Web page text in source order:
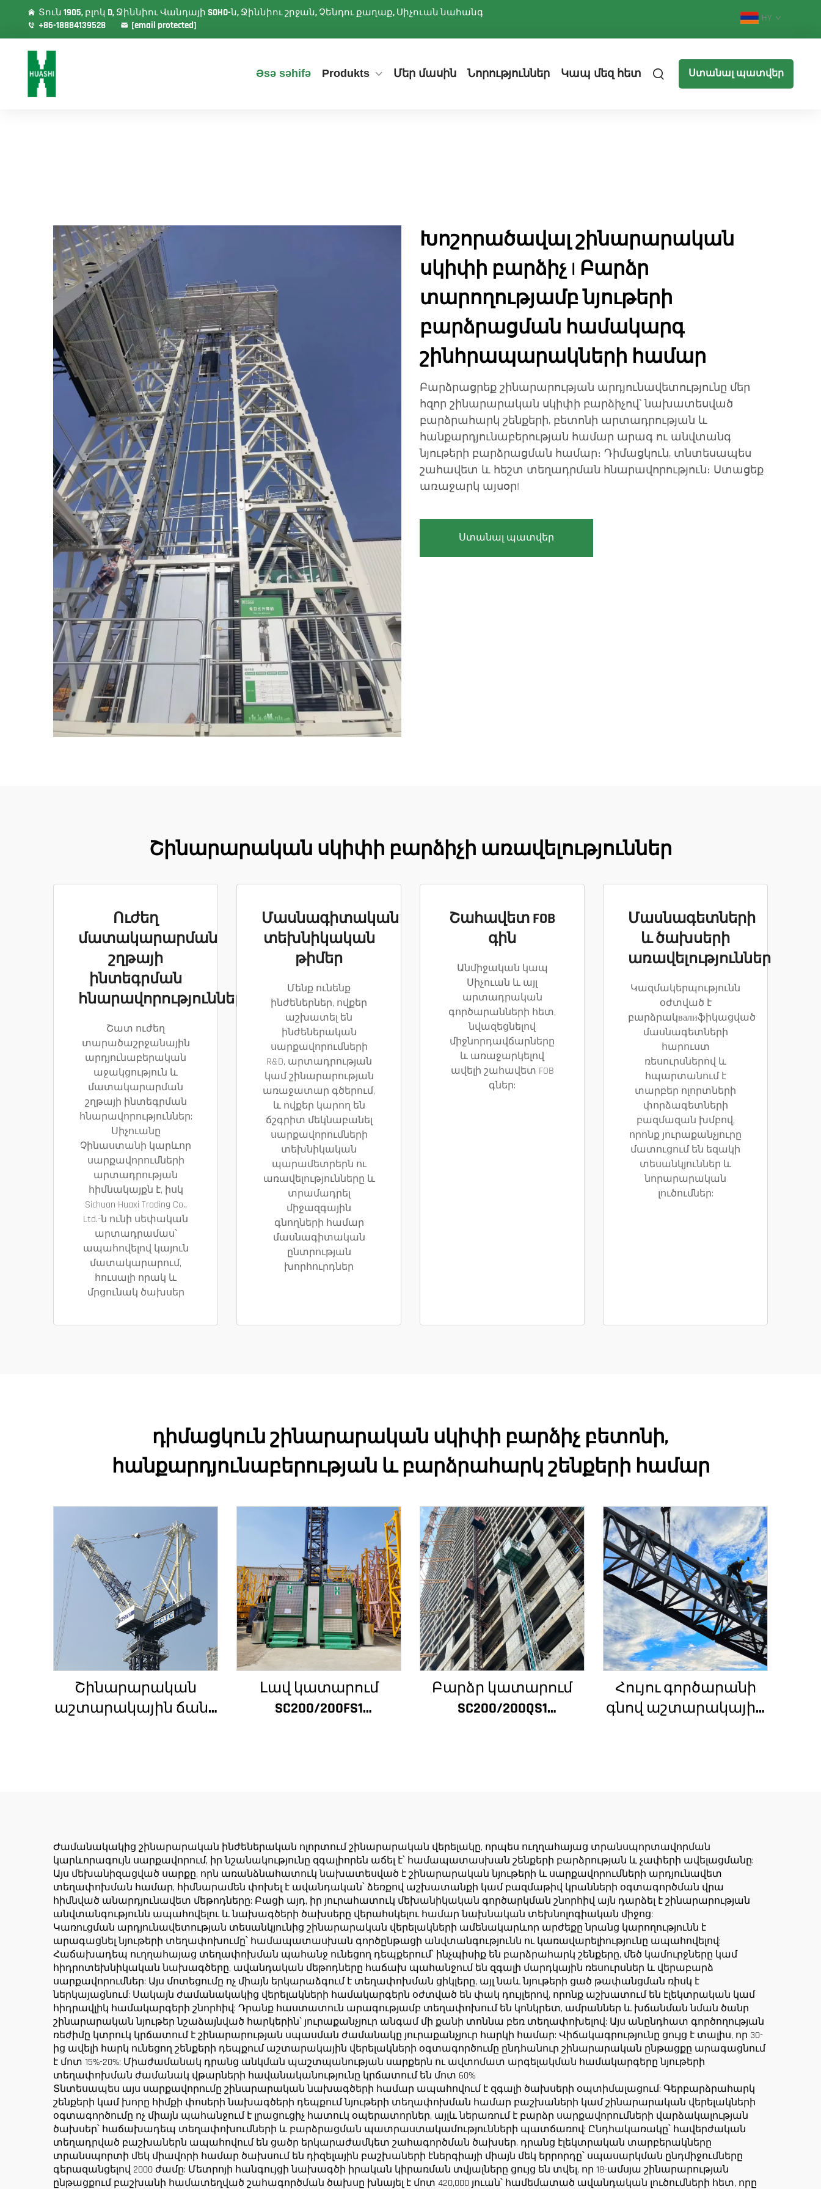
Տուն 1905, բլոկ D, Ջիննիու Վանդայի SOHO-ն, Ջիննիու շրջան, Չենդու քաղաք, Սիչուան նահանգ
+86-18884139528
[email protected]
HY
Əsə səhifə Produkts Մեր մասին Նորություններ Կապ մեզ հետ Ստանալ պատվեր
Խոշորածավալ շինարարական
սկիփի բարձիչ | Բարձր
տարողությամբ նյութերի
բարձրացման համակարգ
շինհրապարակների համար
Բարձրացրեք շինարարության արդյունավետությունը մեր
հզոր շինարարական սկիփի բարձիչով՝ նախատեսված
բարձրահարկ շենքերի, բետոնի արտադրության և
հանքարդյունաբերության համար արագ ու անվտանգ
նյութերի բարձրացման համար։ Դիմացկուն, տնտեսապես
շահավետ և հեշտ տեղադրման հնարավորություն։ Ստացեք
առաջարկ այսօր!
Ստանալ պատվեր
Շինարարական սկիփի բարձիչի առավելություններ
Ուժեղ
մատակարարման
շղթայի
ինտեգրման
հնարավորություններ
Շատ ուժեղ
տարածաշրջանային
արդյունաբերական
աջակցություն և
մատակարարման
շղթայի ինտեգրման
հնարավորություններ:
Սիչուանը
Չինաստանի կարևոր
սարքավորումների
արտադրության
հիմնակայքն է, իսկ
Sichuan Huaxi Trading Co.,
Ltd.-ն ունի սեփական
արտադրամաս՝
ապահովելով կայուն
մատակարարում,
հուսալի որակ և
մրցունակ ծախսեր
Մասնագիտական
տեխնիկական
թիմեր
Մենք ունենք
ինժեներներ, ովքեր
աշխատել են
ինժեներական
սարքավորումների
R&D, արտադրության
կամ շինարարության
առաջատար գծերում,
և ովքեր կարող են
ճշգրիտ մեկնաբանել
սարքավորումների
տեխնիկական
պարամետրերն ու
առավելությունները և
տրամադրել
միջազգային
գնողների համար
մասնագիտական
ընտրության
խորհուրդներ
Շահավետ FOB
գին
Անմիջական կապ
Սիչուան և այլ
արտադրական
գործարանների հետ,
նվազեցնելով
միջնորդավճարները
և առաջարկելով
ավելի շահավետ FOB
գներ:
Մասնագետների
և ծախսերի
առավելություններ
Կազմակերպությունն
օժտված է
բարձրակвалиֆիկացված
մասնագետների
հարուստ
ռեսուրսներով և
հպարտանում է
տարբեր ոլորտների
փորձագետների
բազմազան խմբով,
որոնք յուրաքանչյուրը
մատուցում են եզակի
տեսանկյուններ և
նորարարական
լուծումներ:
դիմացկուն շինարարական սկիփի բարձիչ բետոնի,
հանքարդյունաբերության և բարձրահարկ շենքերի համար
Շինարարական
աշտարակային ճանկ
աստիճանավոր
ստորին մաս
Լավ կատարում
SC200/200FS1
Բարձր կատարում
SC200/200QS1
Հույու գործարանի
գնով աշտարակային
Ժամանակակից շինարարական ինժեներական ոլորտում շինարարական վերելակը, որպես ուղղահայաց տրանսպորտավորման
կարևորագույն սարքավորում, իր նշանակությունը զգալիորեն աճել է՝ համապատասխան շենքերի բարձրության և չափերի ավելացմանը:
Այս մեխանիզացված սարքը, որն առանձնահատուկ նախատեսված է շինարարական նյութերի և սարքավորումների արդյունավետ
տեղափոխման համար, հիմնարամեն փոխել է ավանդական՝ ձեռքով աշխատանքի կամ բազմաթիվ կրանների օգտագործման վրա
հիմնված անարդյունավետ մեթոդները: Բացի այդ, իր յուրահատուկ մեխանիկական գործարկման շնորհիվ այն դարձել է շինարարության
անվտանգությունն ապահովելու և նախագծերի ծախսերը վերահսկելու համար նախնական տեխնոլոգիական միջոց:
Կառուցման արդյունավետության տեսանկյունից շինարարական վերելակների ամենակարևոր արժեքը նրանց կարողությունն է
արագացնել նյութերի տեղափոխումը՝ համապատասխան գործընթացի անվտանգությունն ու կառավարելիությունը ապահովելով:
Հաճախադեպ ուղղահայաց տեղափոխման պահանջ ունեցող դեպքերում՝ ինչպիսիք են բարձրահարկ շենքերը, մեծ կամուրջները կամ
հիդրոտեխնիկական նախագծերը, ավանդական մեթոդները հաճախ պահանջում են զգալի մարդկային ռեսուրսներ և վերաբարձ
սարքավորումներ: Այս մոտեցումը ոչ միայն երկարաձգում է տեղափոխման ցիկլերը, այլ նաև նյութերի ցած թափանցման ռիսկ է
ներկայացնում: Սակայն ժամանակակից վերելակների համակարգերն օժտված են փակ դույլերով, որոնք աշխատում են էլեկտրական կամ
հիդրավլիկ համակարգերի շնորհիվ: Դրանք հաստատուն արագությամբ տեղափոխում են կոնկրետ, ամրաններ և խճանման նման ծանր
շինարարական նյութեր նշաձայնված հարկերին՝ յուրաքանչյուր անգամ մի քանի տոննա բեռ տեղափոխելով: Այս անընդհատ գործողության
ռեժիմը կտրուկ կրճատում է շինարարության սպասման ժամանակը յուրաքանչյուր հարկի համար: Վիճակագրությունը ցույց է տալիս, որ 30-
ից ավելի հարկ ունեցող շենքերի դեպքում աշտարակային վերելակների օգտագործումը ընդհանուր շինարարական ընթացքը արագացնում
է մոտ 15%-20%: Միաժամանակ դրանց անկման պաշտպանության սարքերն ու ավտոմատ արգելակման համակարգերը նյութերի
տեղափոխման ժամանակ վթարների հավանականությունը կրճատում են մոտ 60%
Տնտեսապես այս սարքավորումը շինարարական նախագծերի համար ապահովում է զգալի ծախսերի օպտիմալացում: Գերբարձրահարկ
շենքերի կամ խորը հիմքի փոսերի նախագծերի դեպքում նյութերի տեղափոխման համար բաշխաների կամ շինարարական վերելակների
օգտագործումը ոչ միայն պահանջում է լրացուցիչ հատուկ օպերատորներ, այլև ներառում է բարձր սարքավորումների վարձակալության
ծախսեր՝ հաճախադեպ տեղափոխումների և բարձրացման պատրաստակամությունների պատճառով: Ընդհակառակը՝ հավերժական
տեղադրված բաշխաներն ապահովում են ցածր երկարաժամկետ շահագործման ծախսեր. դրանց էլեկտրական տարբերակները
տրանսպորտի մեկ միավորի համար ծախսում են դիզելային բաշխաների էներգիայի միայն մեկ երրորդը՝ սպասարկման ընդմիջումները
գերազանցելով 2000 ժամը: Մետրոյի հանգույցի նախագծի իրական կիրառման տվյալները ցույց են տվել, որ 18-ամսյա շինարարության
ընթացքում բաշխանի համատեղված շահագործման ծախսը խնայել է մոտ 420,000 յուան՝ համեմատած ավանդական լուծումների հետ, որը